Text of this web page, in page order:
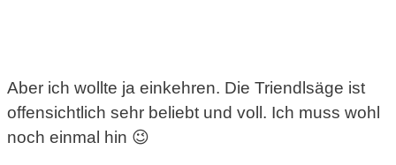
Aber ich wollte ja einkehren. Die Triendlsäge ist
offensichtlich sehr beliebt und voll. Ich muss wohl
noch einmal hin 😉